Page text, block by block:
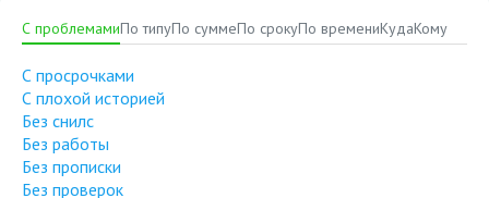
С проблемамиПо типуПо суммеПо срокуПо времениКудаКому
С просрочками
С плохой историей
Без снилс
Без работы
Без прописки
Без проверок